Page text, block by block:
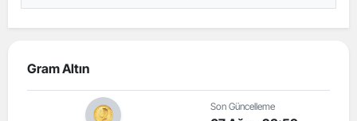
Gram Altın
Son Güncelleme